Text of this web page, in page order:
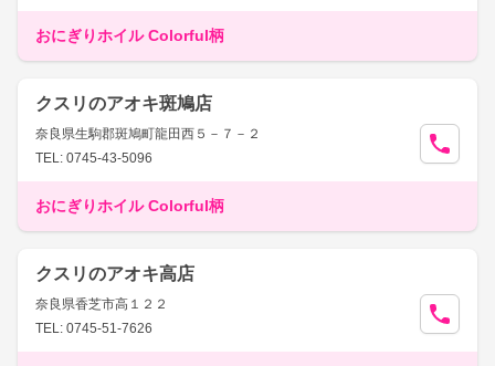
おにぎりホイル Colorful柄
クスリのアオキ斑鳩店
奈良県生駒郡斑鳩町龍田西５－７－２
TEL: 0745-43-5096
おにぎりホイル Colorful柄
クスリのアオキ高店
奈良県香芝市高１２２
TEL: 0745-51-7626